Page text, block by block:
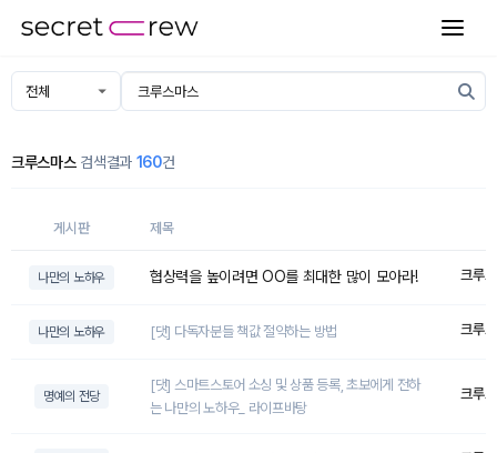
크루스마스검색결과 160건
게시판 제목
나만의 노하우 협상력을 높이려면 OO를 최대한 많이 모아라! 크루
나만의 노하우 [댓] 다독자분들 책값 절약하는 방법 크루
명예의 전당
[댓] 스마트스토어 소싱 및 상품 등록, 초보에게 전하
는 나만의 노하우_ 라이프바탕
크루